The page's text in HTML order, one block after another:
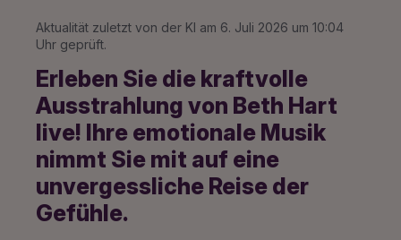
Aktualität zuletzt von der KI am 6. Juli 2026 um 10:04
Uhr geprüft.
Erleben Sie die kraftvolle
Ausstrahlung von Beth Hart
live! Ihre emotionale Musik
nimmt Sie mit auf eine
unvergessliche Reise der
Gefühle.